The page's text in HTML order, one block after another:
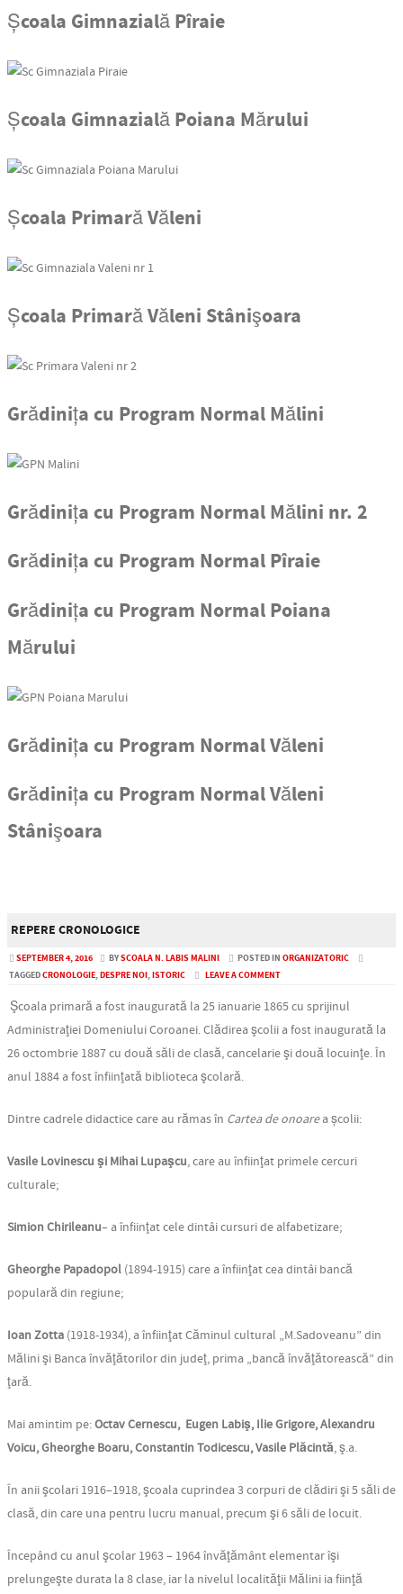
Școala Gimnazială Pîraie
Școala Gimnazială Poiana Mărului
Școala Primară Văleni
Școala Primară Văleni Stânişoara
Grădinița cu Program Normal Mălini
Grădinița cu Program Normal Mălini nr. 2
Grădinița cu Program Normal Pîraie
Grădinița cu Program Normal Poiana
Mărului
Grădinița cu Program Normal Văleni
Grădinița cu Program Normal Văleni
Stânişoara
REPERE CRONOLOGICE
SEPTEMBER 4, 2016 BYSCOALA N. LABIS MALINI POSTED IN ORGANIZATORIC
TAGGEDCRONOLOGIE,DESPRE NOI,ISTORIC LEAVE A COMMENT
Şcoala primară a fost inaugurată la 25 ianuarie 1865 cu sprijinul
Administraţiei Domeniului Coroanei. Clădirea şcolii a fost inaugurată la
26 octombrie 1887 cu două săli de clasă, cancelarie şi două locuinţe. În
anul 1884 a fost înfiinţată biblioteca şcolară.
Dintre cadrele didactice care au rămas în Cartea de onoarea școlii:
Vasile Lovinescu şi Mihai Lupaşcu, care au înfiinţat primele cercuri
culturale;
Simion Chirileanu– a înfiinţat cele dintâi cursuri de alfabetizare;
Gheorghe Papadopol (1894-1915) care a înfiinţat cea dintâi bancă
populară din regiune;
Ioan Zotta (1918-1934), a înfiinţat Căminul cultural „M.Sadoveanu” din
Mălini şi Banca învăţătorilor din judeţ, prima „bancă învăţătorească” din
ţară.
Mai amintim pe:Octav Cernescu, Eugen Labiş, Ilie Grigore, Alexandru
Voicu, Gheorghe Boaru, Constantin Todicescu, Vasile Plăcintă, ş.a.
În anii şcolari 1916–1918, şcoala cuprindea 3 corpuri de clădiri şi 5 săli de
clasă, din care una pentru lucru manual, precum şi 6 săli de locuit.
Începând cu anul şcolar 1963 – 1964 învăţământ elementar îşi
prelungeşte durata la 8 clase, iar la nivelul localităţii Mălini ia fiinţă